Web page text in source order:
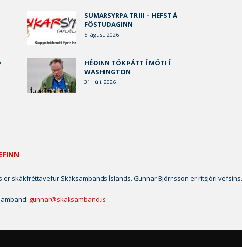
SUMARSYRPA TR III – HEFST Á
FÖSTUDAGINN
5. ágúst, 2026
HÉÐINN TÓK ÞÁTT Í MÓTI Í
WASHINGTON
31. júlí, 2026
er skákfréttavefur Skáksambands Íslands. Gunnar Björnsson er ritsjóri vefsins.
gunnar@skaksamband.is